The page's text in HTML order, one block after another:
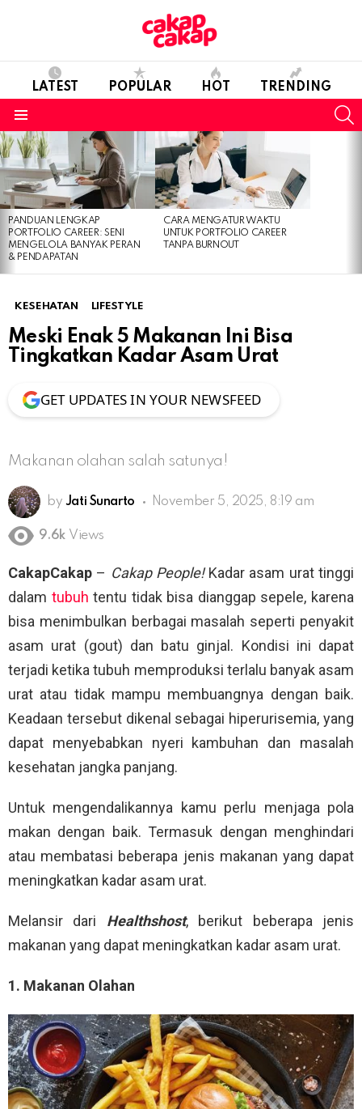
LATEST POPULAR HOT TRENDING
LATEST
STORIES
PANDUAN LENGKAP
PORTFOLIO CAREER: SENI
MENGELOLA BANYAK PERAN
& PENDAPATAN
CARA MENGATUR WAKTU
UNTUK PORTFOLIO CAREER
TANPA BURNOUT
KESEHATAN LIFESTYLE
Meski Enak 5 Makanan Ini Bisa
Tingkatkan Kadar Asam Urat
GET UPDATES IN YOUR NEWSFEED
Makanan olahan salah satunya!
by Jati Sunarto November 5, 2025, 8:19 am
9.6k Views
CakapCakap – Cakap People!Kadar asam urat tinggi
dalam tubuh tentu tidak bisa dianggap sepele, karena
bisa menimbulkan berbagai masalah seperti penyakit
asam urat (gout) dan batu ginjal. Kondisi ini dapat
terjadi ketika tubuh memproduksi terlalu banyak asam
urat atau tidak mampu membuangnya dengan baik.
Keadaan tersebut dikenal sebagai hiperurisemia, yang
dapat menyebabkan nyeri kambuhan dan masalah
kesehatan jangka panjang.
Untuk mengendalikannya kamu perlu menjaga pola
makan dengan baik. Termasuk dengan menghindari
atau membatasi beberapa jenis makanan yang dapat
meningkatkan kadar asam urat.
Melansir dari Healthshost, berikut beberapa jenis
makanan yang dapat meningkatkan kadar asam urat.
1. Makanan Olahan